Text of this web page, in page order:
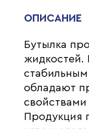
ОПИСАНИЕ
Бутылка
жидкостей.
обладают
Продукция